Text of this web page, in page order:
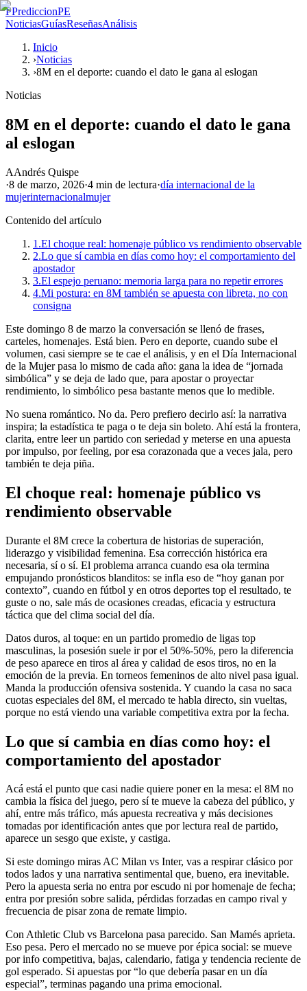
PPrediccionPE
NoticiasGuíasReseñasAnálisis
Inicio
›Noticias
›8M en el deporte: cuando el dato le gana al eslogan
Noticias
8M en el deporte: cuando el dato le gana
al eslogan
AAndrés Quispe
·8 de marzo, 2026·4 min de lectura·día internacional de la
mujerinternacionalmujer
Contenido del artículo
1.El choque real: homenaje público vs rendimiento observable
2.Lo que sí cambia en días como hoy: el comportamiento del
apostador
3.El espejo peruano: memoria larga para no repetir errores
4.Mi postura: en 8M también se apuesta con libreta, no con
consigna
Este domingo 8 de marzo la conversación se llenó de frases,
carteles, homenajes. Está bien. Pero en deporte, cuando sube el
volumen, casi siempre se te cae el análisis, y en el Día Internacional
de la Mujer pasa lo mismo de cada año: gana la idea de “jornada
simbólica” y se deja de lado que, para apostar o proyectar
rendimiento, lo simbólico pesa bastante menos que lo medible.
No suena romántico. No da. Pero prefiero decirlo así: la narrativa
inspira; la estadística te paga o te deja sin boleto. Ahí está la frontera,
clarita, entre leer un partido con seriedad y meterse en una apuesta
por impulso, por feeling, por esa corazonada que a veces jala, pero
también te deja piña.
El choque real: homenaje público vs
rendimiento observable
Durante el 8M crece la cobertura de historias de superación,
liderazgo y visibilidad femenina. Esa corrección histórica era
necesaria, sí o sí. El problema arranca cuando esa ola termina
empujando pronósticos blanditos: se infla eso de “hoy ganan por
contexto”, cuando en fútbol y en otros deportes top el resultado, te
guste o no, sale más de ocasiones creadas, eficacia y estructura
táctica que del clima social del día.
Datos duros, al toque: en un partido promedio de ligas top
masculinas, la posesión suele ir por el 50%-50%, pero la diferencia
de peso aparece en tiros al área y calidad de esos tiros, no en la
emoción de la previa. En torneos femeninos de alto nivel pasa igual.
Manda la producción ofensiva sostenida. Y cuando la casa no saca
cuotas especiales del 8M, el mercado te habla directo, sin vueltas,
porque no está viendo una variable competitiva extra por la fecha.
Lo que sí cambia en días como hoy: el
comportamiento del apostador
Acá está el punto que casi nadie quiere poner en la mesa: el 8M no
cambia la física del juego, pero sí te mueve la cabeza del público, y
ahí, entre más tráfico, más apuesta recreativa y más decisiones
tomadas por identificación antes que por lectura real de partido,
aparece un sesgo que existe, y castiga.
Si este domingo miras AC Milan vs Inter, vas a respirar clásico por
todos lados y una narrativa sentimental que, bueno, era inevitable.
Pero la apuesta seria no entra por escudo ni por homenaje de fecha;
entra por presión sobre salida, pérdidas forzadas en campo rival y
frecuencia de pisar zona de remate limpio.
Con Athletic Club vs Barcelona pasa parecido. San Mamés aprieta.
Eso pesa. Pero el mercado no se mueve por épica social: se mueve
por info competitiva, bajas, calendario, fatiga y tendencia reciente de
gol esperado. Si apuestas por “lo que debería pasar en un día
especial”, terminas pagando una prima emocional.